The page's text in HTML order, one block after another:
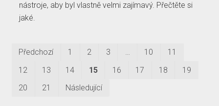
nástroje, aby byl vlastně velmi zajímavý. Přečtěte si
jaké.
Předchozí 1 2 3 … 10
11
12
13 14 15 16 17 18
19
20
21 Následující